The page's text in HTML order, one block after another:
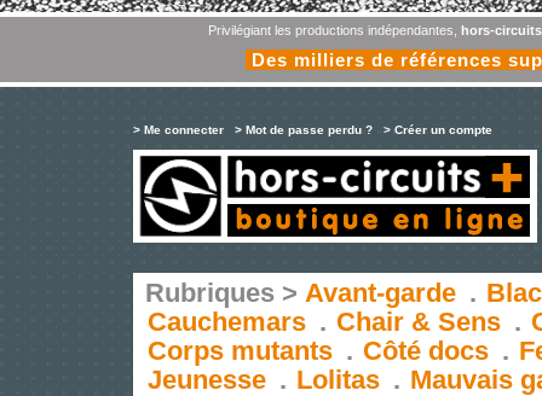
Privilégiant les productions indépendantes, hors-
Des milliers de références
> Me connecter > Mot de passe perdu ? > Créer un compte
Rubriques > Avant-garde .
Cauchemars . Chair & Sens .
Corps mutants . Côté docs .
Jeunesse . Lolitas . Mauvais